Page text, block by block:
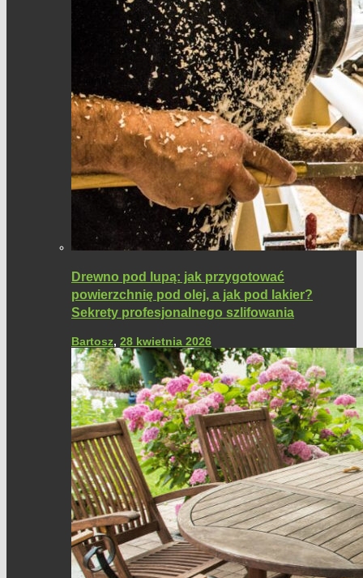
Drewno pod lupą: jak przygotować
powierzchnię pod olej, a jak pod lakier?
Sekrety profesjonalnego szlifowania
Bartosz, 28 kwietnia 2026